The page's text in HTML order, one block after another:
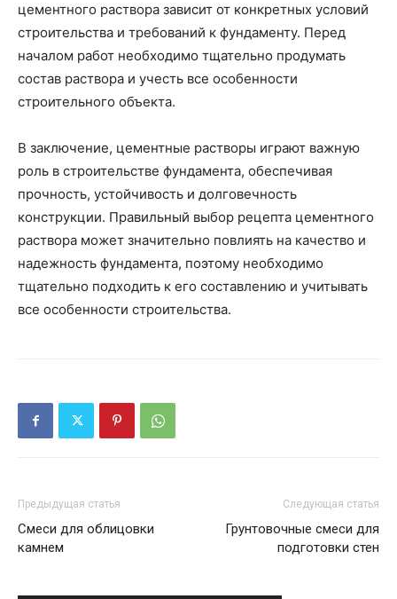
цементного раствора зависит от конкретных условий
строительства и требований к фундаменту. Перед
началом работ необходимо тщательно продумать
состав раствора и учесть все особенности
строительного объекта.
В заключение, цементные растворы играют важную
роль в строительстве фундамента, обеспечивая
прочность, устойчивость и долговечность
конструкции. Правильный выбор рецепта цементного
раствора может значительно повлиять на качество и
надежность фундамента, поэтому необходимо
тщательно подходить к его составлению и учитывать
все особенности строительства.
Предыдущая статья
Смеси для облицовки
камнем
Следующая статья
Грунтовочные смеси для
подготовки стен